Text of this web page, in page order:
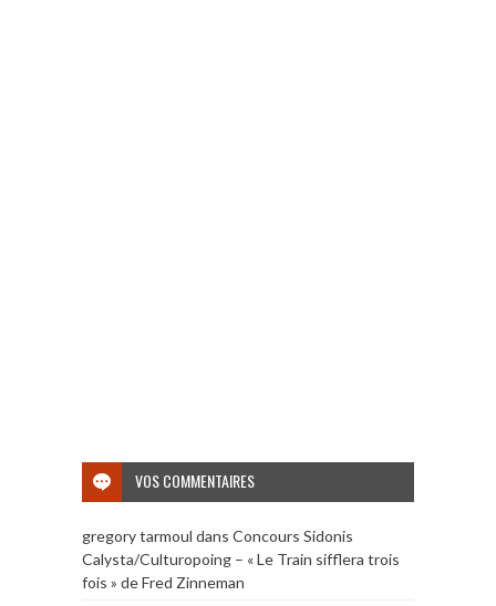
VOS COMMENTAIRES
gregory tarmoul dans Concours Sidonis
Calysta/Culturopoing – « Le Train sifflera trois
fois » de Fred Zinneman